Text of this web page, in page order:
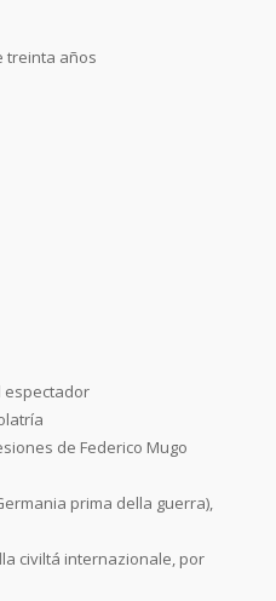
treinta años
espectador
de Federico Mugo
prima della guerra),
civiltá internazionale, por